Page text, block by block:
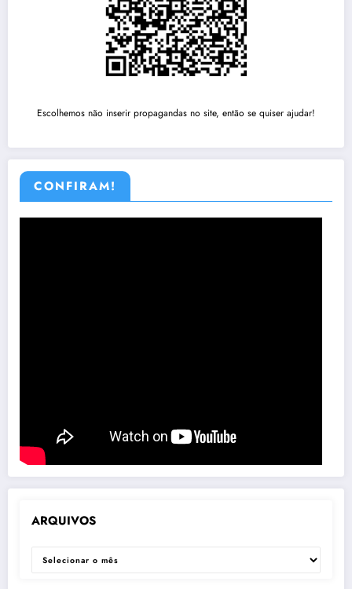
Escolhemos não inserir propagandas no site, então se quiser ajudar!
CONFIRAM!
ARQUIVOS
ARQUIVOS